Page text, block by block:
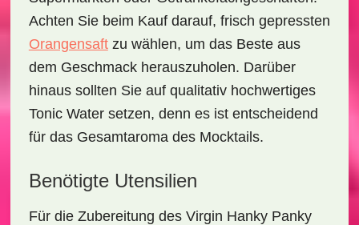
Achten Sie beim Kauf darauf, frisch gepressten
Orangensaftzu wählen, um das Beste aus
dem Geschmack herauszuholen. Darüber
hinaus sollten Sie auf qualitativ hochwertiges
Tonic Water setzen, denn es ist entscheidend
für das Gesamtaroma des Mocktails.
Benötigte Utensilien
Für die Zubereitung des Virgin Hanky Panky